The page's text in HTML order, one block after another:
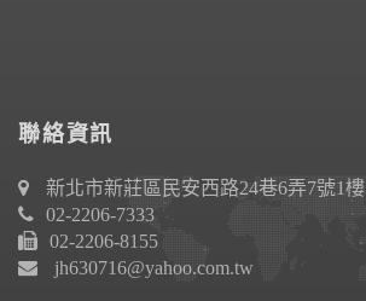
聯絡資訊
新北市新莊區民安西路24巷6弄7號1樓
02-2206-7333
02-2206-8155
jh630716@yahoo.com.tw